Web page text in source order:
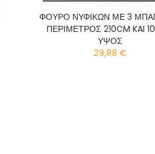
ΦΟΥΡΟ ΝΥΦΙΚΩΝ ΜΕ 3
ΠΕΡΙΜΕΤΡΟΣ 210CM KAI
ΥΨΟΣ
29,88 €